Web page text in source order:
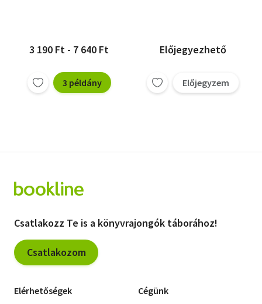
3 190 Ft - 7 640 Ft
3 példány
Előjegyezhető
Előjegyzem
Csatlakozz Te is a könyvrajongók táborához!
Csatlakozom
Elérhetőségek Cégünk